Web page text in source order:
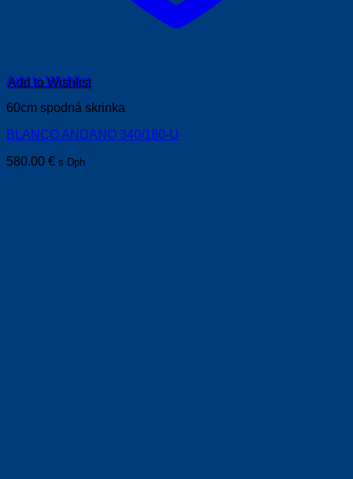
Add to Wishlist
60cm spodná skrinka
BLANCO ANDANO 340/180-U
580.00 € s Dph